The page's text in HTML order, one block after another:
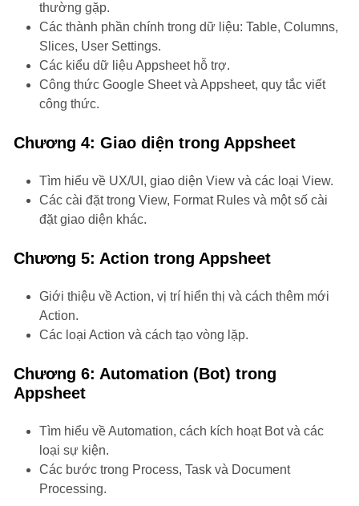
thường gặp.
Các thành phần chính trong dữ liệu: Table, Columns,
Slices, User Settings.
Các kiểu dữ liệu Appsheet hỗ trợ.
Công thức Google Sheet và Appsheet, quy tắc viết
công thức.
Chương 4: Giao diện trong Appsheet
Tìm hiểu về UX/UI, giao diện View và các loại View.
Các cài đặt trong View, Format Rules và một số cài
đặt giao diện khác.
Chương 5: Action trong Appsheet
Giới thiệu về Action, vị trí hiển thị và cách thêm mới
Action.
Các loại Action và cách tạo vòng lặp.
Chương 6: Automation (Bot) trong
Appsheet
Tìm hiểu về Automation, cách kích hoạt Bot và các
loại sự kiện.
Các bước trong Process, Task và Document
Processing.